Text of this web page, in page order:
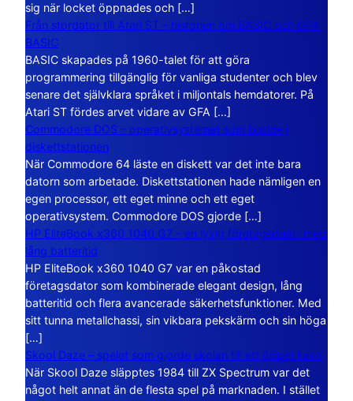
sig när locket öppnades och […]
Från stordator till Atari ST – historien om BASIC och GFA
BASIC
BASIC skapades på 1960-talet för att göra
programmering tillgänglig för vanliga studenter och blev
senare det självklara språket i miljontals hemdatorer. På
Atari ST fördes arvet vidare av GFA […]
Commodore DOS – operativsystemet som bodde i
diskettstationen
När Commodore 64 läste en diskett var det inte bara
datorn som arbetade. Diskettstationen hade nämligen en
egen processor, ett eget minne och ett eget
operativsystem. Commodore DOS gjorde […]
HP EliteBook x360 1040 G7 – en lyxig företagsdator med
lång batteritid
HP EliteBook x360 1040 G7 var en påkostad
företagsdator som kombinerade elegant design, lång
batteritid och flera avancerade säkerhetsfunktioner. Med
sitt tunna metallchassi, sin vikbara pekskärm och sin höga
[…]
Skool Daze – spelet som gjorde skolan till ett öppet kaos
När Skool Daze släpptes 1984 till ZX Spectrum var det
något helt annat än de flesta spel på marknaden. I stället